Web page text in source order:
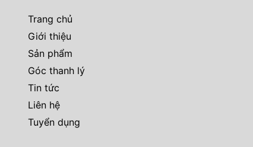
Trang chủ
Giới thiệu
Sản phẩm
Góc thanh lý
Tin tức
Liên hệ
Tuyển dụng